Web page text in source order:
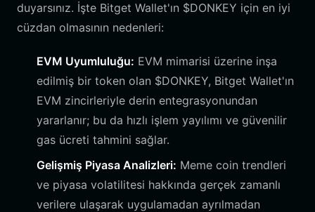
duyarsınız. İşte Bitget Wallet'ın $DONKEY için en iyi
cüzdan olmasının nedenleri:
EVM Uyumluluğu: EVM mimarisi üzerine inşa
edilmiş bir token olan $DONKEY, Bitget Wallet'ın
EVM zincirleriyle derin entegrasyonundan
yararlanır; bu da hızlı işlem yayılımı ve güvenilir
gas ücreti tahmini sağlar.
Gelişmiş Piyasa Analizleri: Meme coin trendleri
ve piyasa volatilitesi hakkında gerçek zamanlı
verilere ulaşarak uygulamadan ayrılmadan